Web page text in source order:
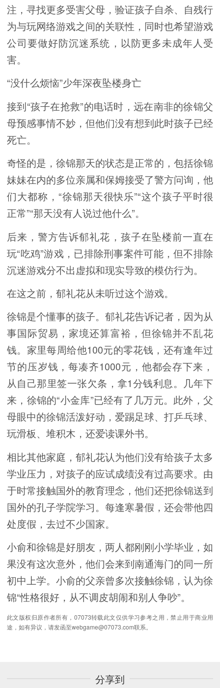
注，寻找更多受害父母，验证孩子自杀、自残行
为与玩网络游戏之间的关联性，同时也希望游戏
公司要做好防沉迷系统，以防更多未成年人受
害。
“没什么烦恼”少年深夜坠楼身亡
接到“孩子在抢救”的电话时，远在南非的徐锦父
母预感事情不妙，但他们没有想到此时孩子已经
死亡。
奇怪的是，徐锦那天的状态是正常的，包括徐锦
妹妹在内的多位亲属和保姆接受了警方问询，他
们大都称，“徐锦那天很快乐”“这个孩子平时很
正常”“那天没有人说过他什么”。
后来，警方告诉郁礼花，孩子在坠楼前一直在
玩“吃鸡”游戏，已排除刑事案件可能，但不排除
沉迷游戏分不出虚拟和现实导致的模仿行为。
在这之前，郁礼花从未听过这个游戏。
徐锦是个懂事的孩子。郁礼花告诉记者，因为从
事国际贸易，家境还算富裕，但徐锦并不乱花
钱。家里每周给他100元的零花钱，还有逢年过
节的压岁钱，每凑齐1000元，他都会存下来，
从自己那里签一张欠条，拿1分钱利息。几年下
来，徐锦的“小金库”已经有了几万元。此外，父
母眼中的徐锦活泼好动，爱踢足球、打乒乓球、
玩滑板、堆积木，还爱读课外书。
相比其他家庭，郁礼花认为他们没有给孩子太多
学业压力，对孩子的应试成绩没有过高要求。由
于时常接触国外的教育理念，他们还把徐锦送到
国外的孔子学院学习。每逢寒暑假，还会带他四
处度假，去过不少国家。
小俞和徐锦是好朋友，两人都刚刚小学毕业，如
果没有这次意外，他们会来到南通海门的同一所
初中上学。小俞的父亲曾多次接触徐锦，认为徐
锦“性格很好，从不调皮胡闹和别人争吵”。
此文版权归原作者所有，07073转载此文仅供学习参考之用，禁止用于商业用
途，如有异议，请发函至webgame@07073.com联系。
分享到